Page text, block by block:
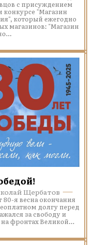
с присуждением
конкурсе "Магазин
который ежегодно
магазинов: "Магазин
Щербатов
я весна окончания
долгу перед
за свободу и
фронтах Великой...